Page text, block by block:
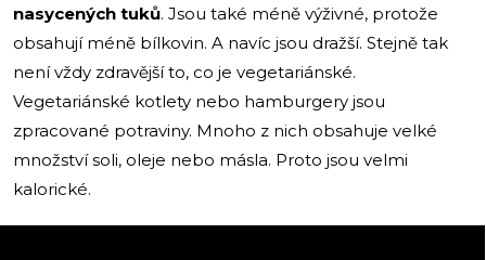
nasycených tuků. Jsou také méně výživné, protože
obsahují méně bílkovin. A navíc jsou dražší. Stejně tak
není vždy zdravější to, co je vegetariánské.
Vegetariánské kotlety nebo hamburgery jsou
zpracované potraviny. Mnoho z nich obsahuje velké
množství soli, oleje nebo másla. Proto jsou velmi
kalorické.